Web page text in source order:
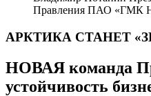
Правления ПАО «ГМК
АРКТИКА СТАНЕТ
НОВАЯ команда
устойчивость